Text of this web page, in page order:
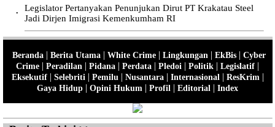
•
Legislator Pertanyakan Penunjukan Dirut PT Krakatau Steel
Jadi Dirjen Imigrasi Kemenkumham RI
Beranda| Berita Utama| White Crime| Lingkungan | EkBis| Cyber
Crime | Peradilan | Pidana | Perdata | Pledoi | Politik | Legislatif |
Eksekutif| Selebriti | Pemilu | Nusantara| Internasional | ResKrim |
Gaya Hidup | Opini Hukum | Profil | Editorial | Index